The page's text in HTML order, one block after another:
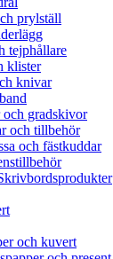
prylställ
tejphållare
klister
knivar
gradskivor
och tillbehör
och fästkuddar
och kuvert